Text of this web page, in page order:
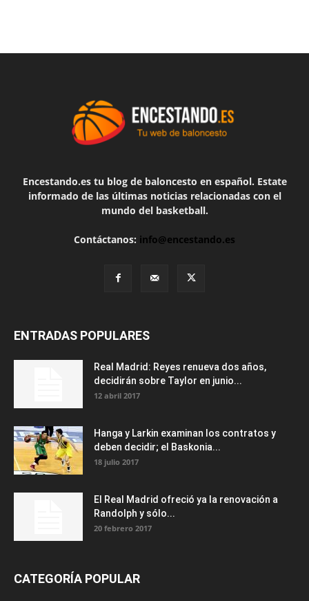
Encestando.es tu blog de baloncesto en español. Estate
informado de las últimas noticias relacionadas con el
mundo del basketball.
Contáctanos: info@encestando.es
ENTRADAS POPULARES
Real Madrid: Reyes renueva dos años,
decidirán sobre Taylor en junio...
12 abril 2017
Hanga y Larkin examinan los contratos y
deben decidir; el Baskonia...
18 julio 2017
El Real Madrid ofreció ya la renovación a
Randolph y sólo...
20 febrero 2017
CATEGORÍA POPULAR